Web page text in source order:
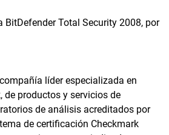
Total Security 2008, por
líder especializada en
productos y servicios de
de análisis acreditados por
de certificación Checkmark